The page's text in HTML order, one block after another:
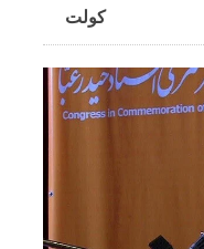
کولت